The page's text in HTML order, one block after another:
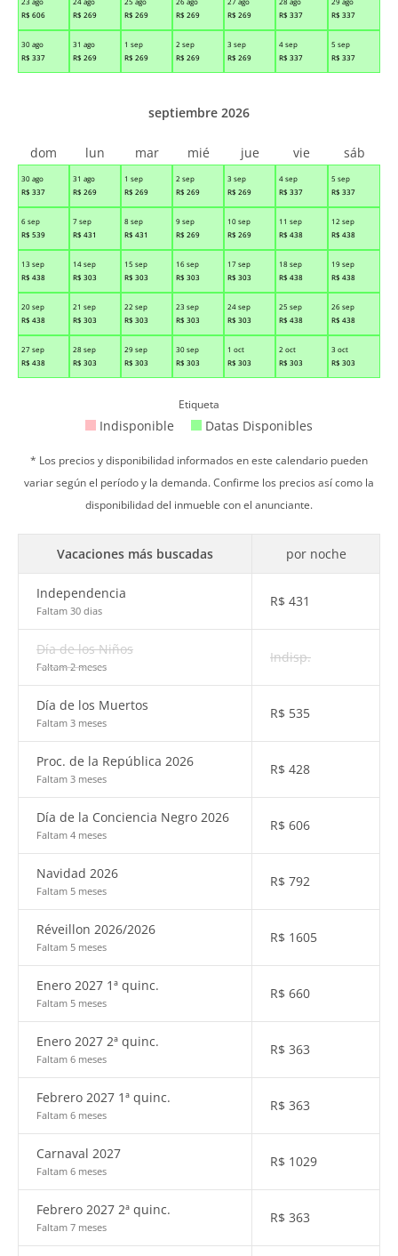
R$ 606
R$ 269
R$ 269
R$ 269
R$ 269
R$ 337
R$ 337
30 ago
R$ 337
31 ago
R$ 269
1 sep
R$ 269
2 sep
R$ 269
3 sep
R$ 269
4 sep
R$ 337
5 sep
R$ 337
30 ago
R$ 337
31 ago
R$ 269
1 sep
R$ 269
2 sep
R$ 269
3 sep
R$ 269
4 sep
R$ 337
5 sep
R$ 337
6 sep
R$ 539
7 sep
R$ 431
8 sep
R$ 431
9 sep
R$ 269
10 sep
R$ 269
11 sep
R$ 438
12 sep
R$ 438
13 sep
R$ 438
14 sep
R$ 303
15 sep
R$ 303
16 sep
R$ 303
17 sep
R$ 303
18 sep
R$ 438
19 sep
R$ 438
20 sep
R$ 438
21 sep
R$ 303
22 sep
R$ 303
23 sep
R$ 303
24 sep
R$ 303
25 sep
R$ 438
26 sep
R$ 438
27 sep
R$ 438
28 sep
R$ 303
29 sep
R$ 303
30 sep
R$ 303
1 oct
R$ 303
2 oct
R$ 303
3 oct
R$ 303
septiembre 2026
dom lun mar mié jue vie sáb
Etiqueta
Indisponible Datas Disponibles
* Los precios y disponibilidad informados en este calendario pueden
variar según el período y la demanda. Confirme los precios así como la
disponibilidad del inmueble con el anunciante.
Vacaciones más buscadas por noche
Independencia
Faltam 30 dias
R$ 431
Día de los Niños
Faltam 2 meses
Indisp.
Día de los Muertos
Faltam 3 meses
R$ 535
Proc. de la República 2026
Faltam 3 meses
R$ 428
Día de la Conciencia Negro 2026
Faltam 4 meses
R$ 606
Navidad 2026
Faltam 5 meses
R$ 792
Réveillon 2026/2026
Faltam 5 meses
R$ 1605
Enero 2027 1ª quinc.
Faltam 5 meses
R$ 660
Enero 2027 2ª quinc.
Faltam 6 meses
R$ 363
Febrero 2027 1ª quinc.
Faltam 6 meses
R$ 363
Carnaval 2027
Faltam 6 meses
R$ 1029
Febrero 2027 2ª quinc.
Faltam 7 meses
R$ 363